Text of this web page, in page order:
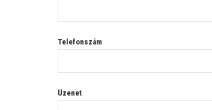
ai
*
Telefonszám
Üzenet